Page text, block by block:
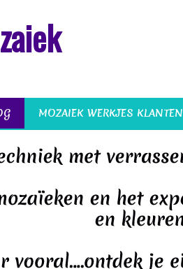
MOZAIEK WERKJES KLANTEN